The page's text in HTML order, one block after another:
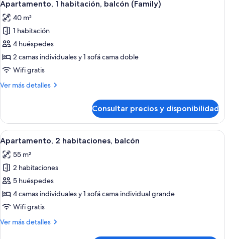
balcón
todas
las
fotos
de
Apartamento,
1
balcón
Apartamento, 1 habitación, balcón (Family)
40 m²
1 habitación
4 huéspedes
2 camas individuales y 1 sofá cama doble
Wifi gratis
Ver más detalles
Más
1
habitación,
balcón
(Family)
Consultar precios y disponibilidad
Abrir
todas
las
fotos
de
Apartamento,
2
balcón
Una habitación de hotel con cama,
6
Apartamento, 2 habitaciones, balcón
55 m²
2 habitaciones
5 huéspedes
4 camas individuales y 1 sofá cama individual grande
Wifi gratis
Ver más detalles
Más